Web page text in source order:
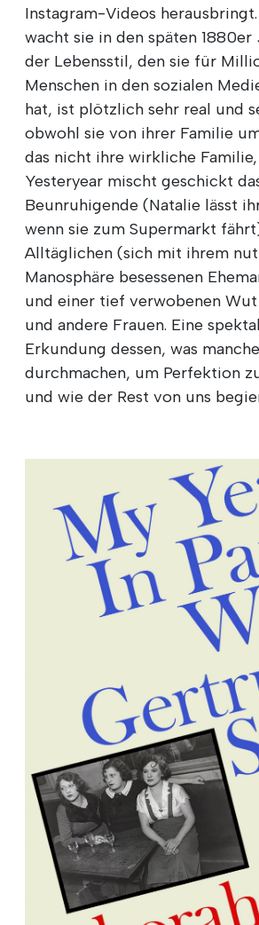
Instagram-Videos
wacht sie in den späten 1880er
der Lebensstil, den sie für
Menschen in den sozialen
hat, ist plötzlich sehr real und
obwohl sie von ihrer Familie
das nicht ihre wirkliche
Yesteryear mischt geschickt
Beunruhigende (Natalie lässt
wenn sie zum Supermarkt
Alltäglichen (sich mit ihrem
Manosphäre besessenen
und einer tief verwobenen
und andere Frauen. Eine
Erkundung dessen, was
durchmachen, um Perfektion
und wie der Rest von uns